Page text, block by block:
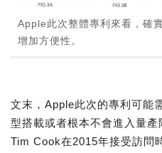
Apple此次整體專利來看，確
增加方便性。
文末，Apple此次的專利可能
型搭載或者根本不會進入量
Tim Cook在2015年接受訪問